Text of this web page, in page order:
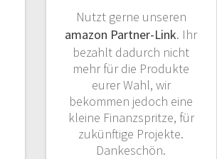
Nutzt gerne unseren
amazon Partner-Link. Ihr
bezahlt dadurch nicht
mehr für die Produkte
eurer Wahl, wir
bekommen jedoch eine
kleine Finanzspritze, für
zukünftige Projekte.
Dankeschön.